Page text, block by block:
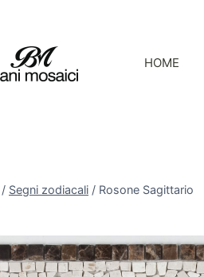
HOME
/ Segni zodiacali / Rosone Sagittario